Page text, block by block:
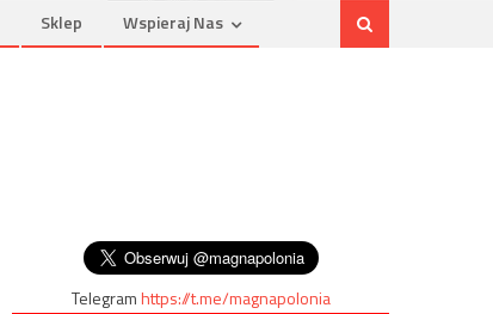
Sklep Wspieraj Nas
Telegramhttps://t.me/magnapolonia